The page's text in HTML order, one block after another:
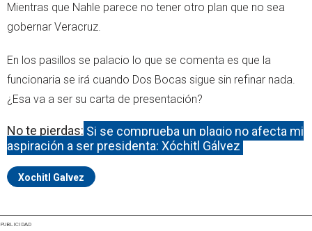
Mientras que Nahle parece no tener otro plan que no sea
gobernar Veracruz.
En los pasillos se palacio lo que se comenta es que la
funcionaria se irá cuando Dos Bocas sigue sin refinar nada.
¿Esa va a ser su carta de presentación?
No te pierdas: Si se comprueba un plagio no afecta mi
aspiración a ser presidenta: Xóchitl Gálvez
Xochitl Galvez
PUBLICIDAD